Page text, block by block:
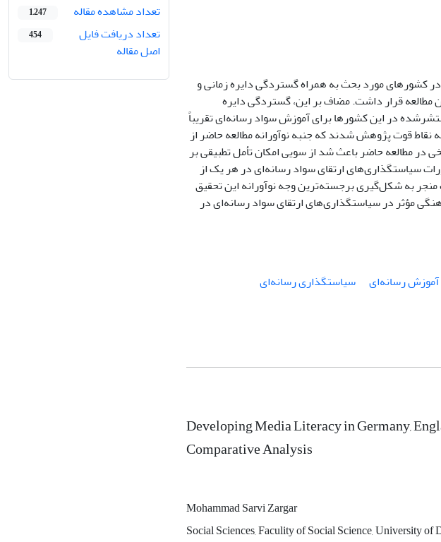
کشورهای مورد بحث به همراه گستردگی دایره زمانی و
قرار داشت. مضاف بر این، گستردگی دایره
در این کشورها برای آموزش سواد رسانه‌ای تقریباً
قوت پژوهش شدند که جنبه نوآورانه مطالعه حاضر از
در مطالعه حاضر باعث شد از سویی امکان تأمل تطبیقی بر
سیاستگذاری‌های ارتقای سواد رسانه‌ای در هر یک از
منجر به شکل‌گیری برجسته‌ترین وجه نوآورانه این تحقیق
مؤثر در سیاستگذاری‌های ارتقای سواد رسانه‌ای در
آموزش رسانه‌ای
سیاستگذاری رسانه‌ای
Developing Media Literacy in Germany,
Comparative Analysis
Mohammad Sarvi Zargar
Social Sciences, Faculity of Social Science, University of
تعداد مشاهده مقاله
1,247
تعداد دریافت فایل
اصل مقاله
454